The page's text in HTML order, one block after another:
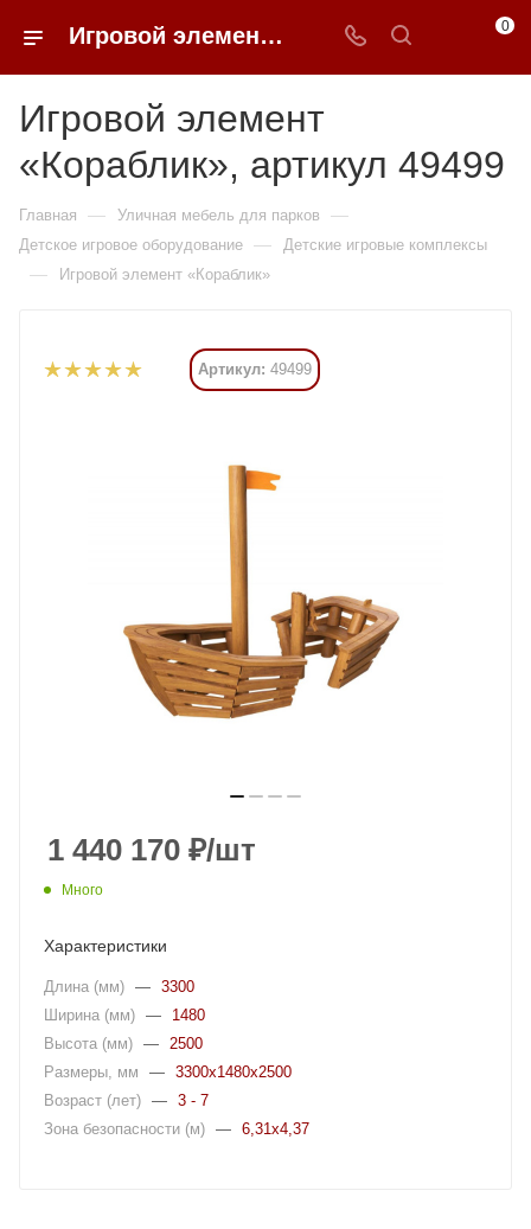
Игровой элемент «Кораблик» купить в Москве от 1 309 245 ₽ - 0FFER 0
Игровой элемент
«Кораблик», артикул 49499
Главная — Уличная мебель для парков —
Детское игровое оборудование — Детские игровые комплексы
— Игровой элемент «Кораблик»
Артикул: 49499
1 440 170 ₽/шт
Много
Характеристики
Длина (мм) — 3300
Ширина (мм) —
1480
Высота (мм) —
2500
Размеры, мм
— 3300x1480x2500
Возраст (лет) — 3 - 7
Зона безопасности (м) — 6,31x4,37